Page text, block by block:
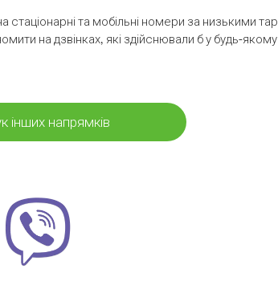
та мобільні номери за низькими
на дзвінках, які здійснювали б у будь-якому
інших напрямків